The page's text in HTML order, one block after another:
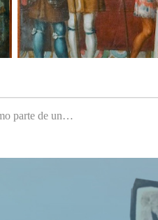
parte de un…